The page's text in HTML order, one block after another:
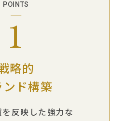
POINTS
1
略的
ンド構築
反映した強力な